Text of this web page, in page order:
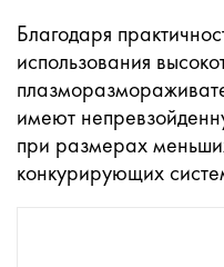
Благодаря
использования
имеют
при размерах
конкурирующих